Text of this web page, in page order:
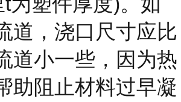
道，浇口尺寸应比
道小一些，因为热
助阻止材料过早凝